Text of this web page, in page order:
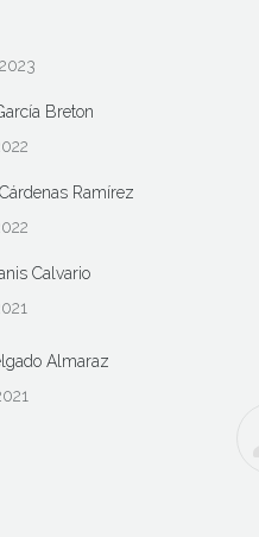
Breton
Ramírez
Calvario
Almaraz